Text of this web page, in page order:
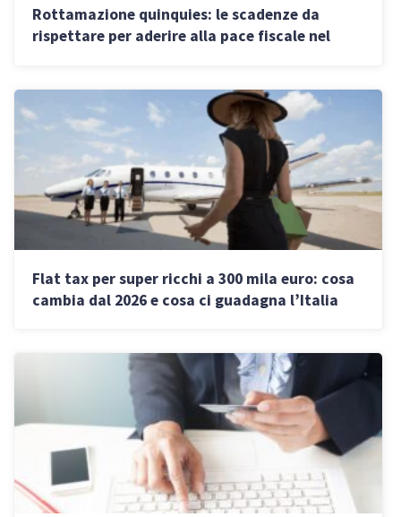
Rottamazione quinquies: le scadenze da
rispettare per aderire alla pace fiscale nel
Flat tax per super ricchi a 300 mila euro: cosa
cambia dal 2026 e cosa ci guadagna l’Italia